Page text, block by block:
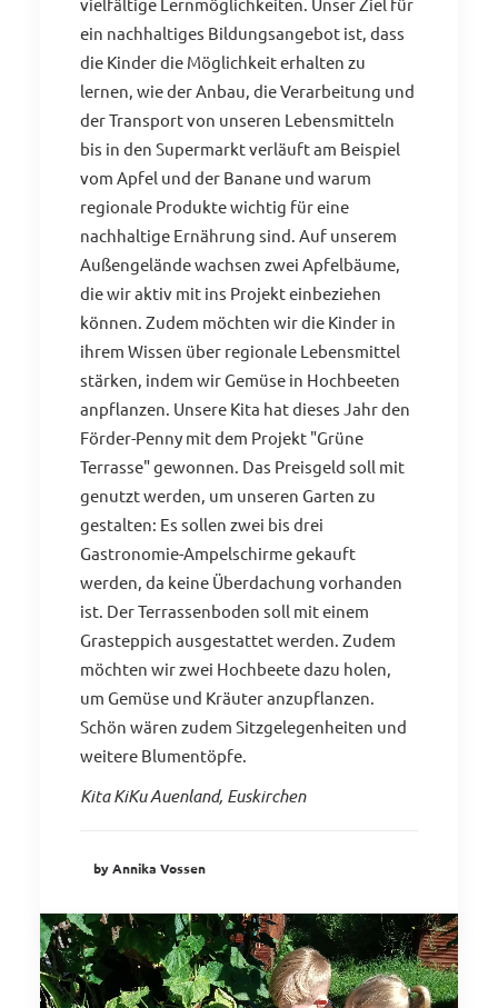
ein nachhaltiges Bildungsangebot ist, dass
die Kinder die Möglichkeit erhalten zu
lernen, wie der Anbau, die Verarbeitung und
der Transport von unseren Lebensmitteln
bis in den Supermarkt verläuft am Beispiel
vom Apfel und der Banane und warum
regionale Produkte wichtig für eine
nachhaltige Ernährung sind. Auf unserem
Außengelände wachsen zwei Apfelbäume,
die wir aktiv mit ins Projekt einbeziehen
können. Zudem möchten wir die Kinder in
ihrem Wissen über regionale Lebensmittel
stärken, indem wir Gemüse in Hochbeeten
anpflanzen. Unsere Kita hat dieses Jahr den
Förder-Penny mit dem Projekt "Grüne
Terrasse" gewonnen. Das Preisgeld soll mit
genutzt werden, um unseren Garten zu
gestalten: Es sollen zwei bis drei
Gastronomie-Ampelschirme gekauft
werden, da keine Überdachung vorhanden
ist. Der Terrassenboden soll mit einem
Grasteppich ausgestattet werden. Zudem
möchten wir zwei Hochbeete dazu holen,
um Gemüse und Kräuter anzupflanzen.
Schön wären zudem Sitzgelegenheiten und
weitere Blumentöpfe.
Kita KiKu Auenland, Euskirchen
by Annika Vossen